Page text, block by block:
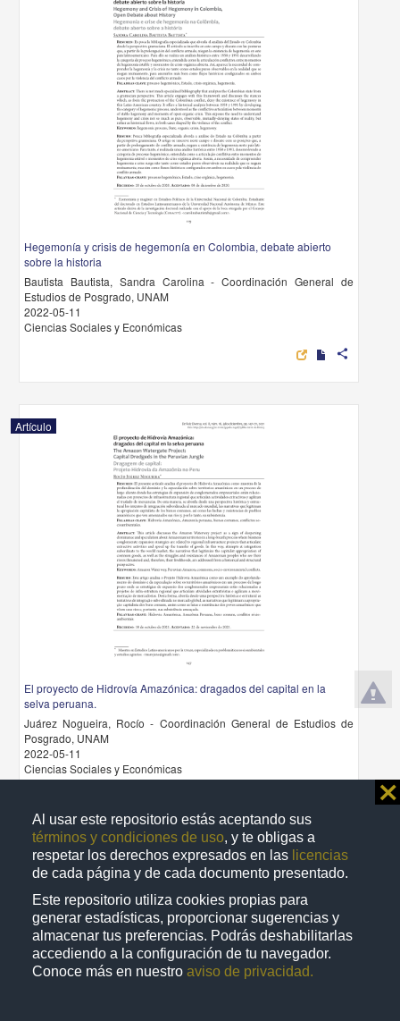
Al usar este repositorio estás aceptando sus
términos y condiciones de uso, y te obligas a
respetar los derechos expresados en las licencias
de cada página y de cada documento presentado.
Este repositorio utiliza cookies propias para
generar estadísticas, proporcionar sugerencias y
almacenar tus preferencias. Podrás deshabilitarlas
accediendo a la configuración de tu navegador.
Conoce más en nuestro aviso de privacidad.
⨯
Hegemonía y crisis de hegemonía en Colombia, debate abierto
sobre la historia
Bautista Bautista, Sandra Carolina - Coordinación General de
Estudios de Posgrado, UNAM
2022-05-11
Ciencias Sociales y Económicas
share
Artículo
El proyecto de Hidrovía Amazónica: dragados del capital en la
selva peruana.
Juárez Nogueira, Rocío - Coordinación General de Estudios de
Posgrado, UNAM
2022-05-11
Ciencias Sociales y Económicas
Artículo